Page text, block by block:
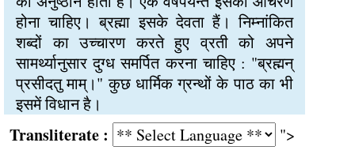
होना चाहिए। ब्रह्मा इसके देवता हैं। निम्नांकित
शब्दों का उच्चारण करते हुए व्रती को अपने
सामर्थ्यानुसार दुग्ध समर्पित करना चाहिए : "ब्रह्मन्
प्रसीदतु माम्।" कुछ धार्मिक ग्रन्थों के पाठ का भी
इसमें विधान है।
: ">